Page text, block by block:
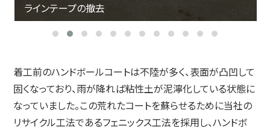
ラインテープの撤去
着工前のハンドボールコートは不陸が多く、表面が凸凹して
固くなっており、雨が降れば粘性土が泥濘化している状態に
なっていました。この荒れたコートを蘇らせるために当社の
リサイクル工法であるフェニックス工法を採用し、ハンドボ